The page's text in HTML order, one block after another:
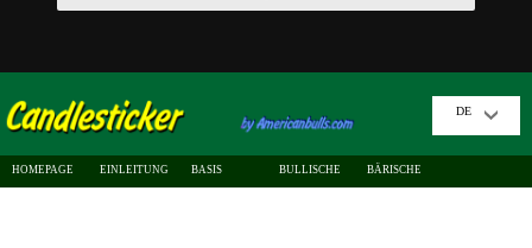
DE
HOMEPAGE EINLEITUNG BASIS BULLISCHE BÄRISCHE